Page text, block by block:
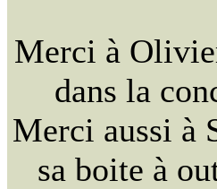
Merci à
dans la
Merci aussi à
sa boite à